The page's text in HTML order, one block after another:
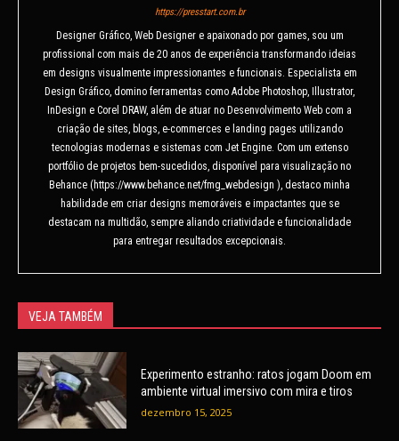
https://presstart.com.br
Designer Gráfico, Web Designer e apaixonado por games, sou um
profissional com mais de 20 anos de experiência transformando ideias
em designs visualmente impressionantes e funcionais. Especialista em
Design Gráfico, domino ferramentas como Adobe Photoshop, Illustrator,
InDesign e Corel DRAW, além de atuar no Desenvolvimento Web com a
criação de sites, blogs, e-commerces e landing pages utilizando
tecnologias modernas e sistemas com Jet Engine. Com um extenso
portfólio de projetos bem-sucedidos, disponível para visualização no
Behance (https://www.behance.net/fmg_webdesign ), destaco minha
habilidade em criar designs memoráveis e impactantes que se
destacam na multidão, sempre aliando criatividade e funcionalidade
para entregar resultados excepcionais.
VEJA TAMBÉM
Experimento estranho: ratos jogam Doom em
ambiente virtual imersivo com mira e tiros
dezembro 15, 2025